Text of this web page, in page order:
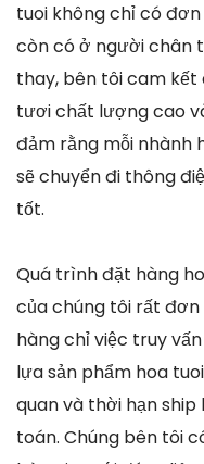
tuoi không chỉ có
còn có ở người chân
thay, bên tôi cam kết
tươi chất lượng cao
đảm rằng mỗi nhành
sẽ chuyển đi thông
tốt.
Quá trình đặt hàng
của chúng tôi rất đơn
hàng chỉ việc truy
lựa sản phẩm hoa
quan và thời hạn
toán. Chúng bên tôi